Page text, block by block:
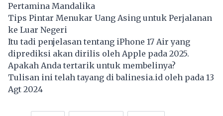
Pertamina Mandalika
Tips Pintar Menukar Uang Asing untuk Perjalanan
ke Luar Negeri
Itu tadi penjelasan tentang iPhone 17 Air yang
diprediksi akan dirilis oleh Apple pada 2025.
Apakah Anda tertarik untuk membelinya?
Tulisan ini telah tayang dibalinesia.id oleh pada 13
Agt 2024